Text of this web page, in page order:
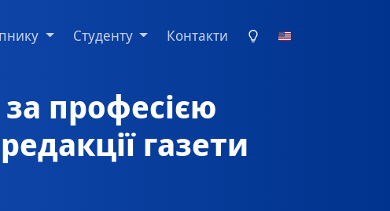
Студенту Контакти
професією
газети